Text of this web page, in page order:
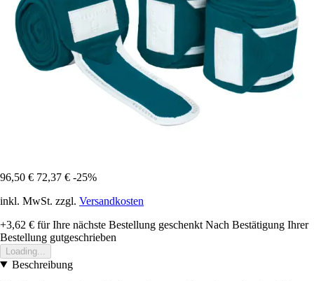
96,50 € 72,37 € -25%
inkl. MwSt. zzgl. Versandkosten
+3,62 € für Ihre nächste Bestellung geschenkt Nach Bestätigung Ihrer
Bestellung gutgeschrieben
Loading...
Beschreibung